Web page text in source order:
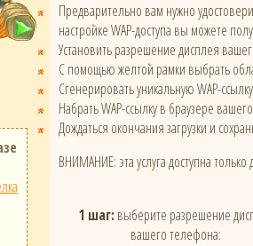
Предварительно вам нужно
настройке WAP-доступа вы можете
Установить разрешение дисплея
С помощью желтой рамки выбрать
Сгенерировать уникальную WAP-ссылку
Набрать WAP-ссылку в браузере
Дождаться окончания загрузки и
ВНИМАНИЕ: эта услуга доступна
1 шаг: выберите разрешение
вашего телефона: